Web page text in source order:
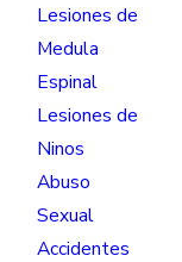
Lesiones de
Medula
Espinal
Lesiones de
Ninos
Abuso
Sexual
Accidentes